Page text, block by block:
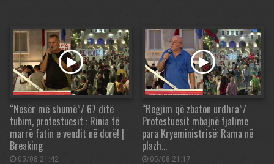
“Nesër më shumë”/ 67 ditë
tubim, protestuesit : Rinia të
marrë fatin e vendit në dorë! |
Breaking
05/08 21:42
“Regjim që zbaton urdhra”/
Protestuesit mbajnë fjalime
para Kryeministrisë: Rama në
plazh…
05/08 21:17